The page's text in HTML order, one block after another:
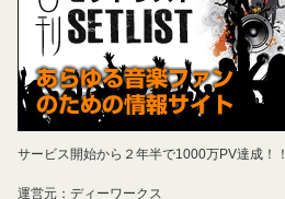
サービス開始から２年半で1000万PV達成！！
運営元：ディーワークス